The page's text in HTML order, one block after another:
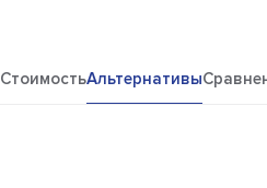
СтоимостьАльтернативы